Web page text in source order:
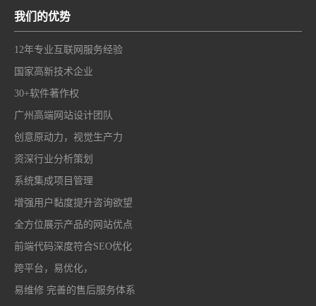
我们的优势
12年专业互联网服务经验
国家高新技术企业
30+软件著作权
广州高端网站设计团队
创意原动力，视觉生产力
资深行业分析策划
系统集成项目管理
增强用户黏度提升咨询欲望
全方位展示产品的网站优点
前端代码深度符合SEO优化
跨平台，易优化，
易维修 完善的售后服务体系